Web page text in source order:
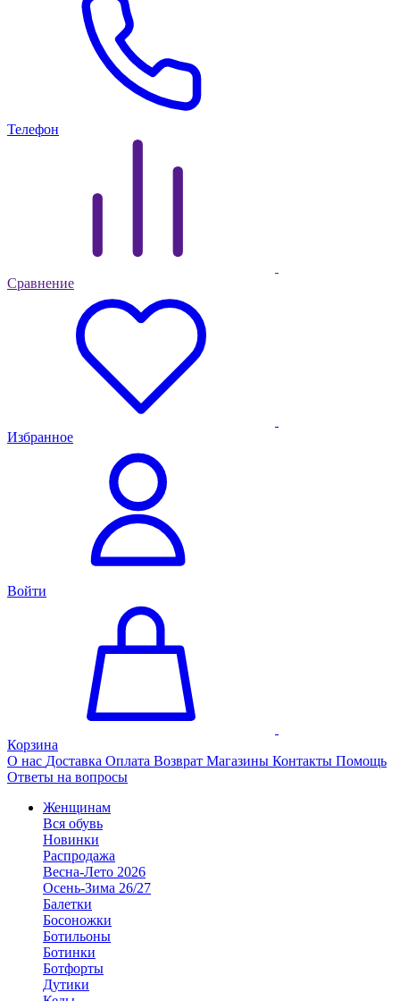
Телефон
Сравнение
Избранное
Войти
Корзина
О нас Доставка Оплата Возврат Магазины Контакты Помощь
Ответы на вопросы
Женщинам
Вся обувь
Новинки
Распродажа
Весна-Лето 2026
Осень-Зима 26/27
Балетки
Босоножки
Ботильоны
Ботинки
Ботфорты
Дутики